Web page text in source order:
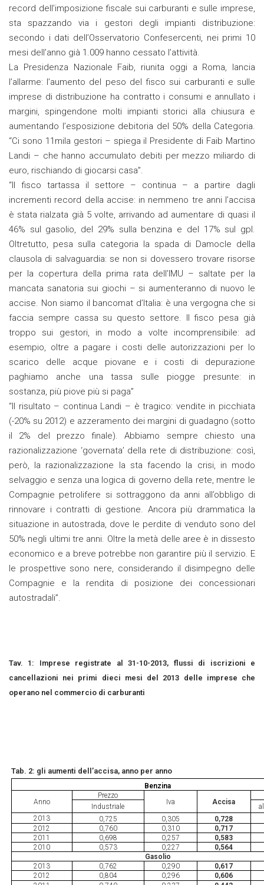
record dell’imposizione fiscale sui carburanti e sulle imprese,
sta spazzando via i gestori degli impianti distribuzione:
secondo i dati dell’Osservatorio Confesercenti, nei primi 10
mesi dell’anno già 1.009 hanno cessato l’attività.
La Presidenza Nazionale Faib, riunita oggi a Roma, lancia
l’allarme: l’aumento del peso del fisco sui carburanti e sulle
imprese di distribuzione ha contratto i consumi e annullato i
margini, spingendone molti impianti storici alla chiusura e
aumentando l’esposizione debitoria del 50% della Categoria.
“Ci sono 11mila gestori – spiega il Presidente di Faib Martino
Landi – che hanno accumulato debiti per mezzo miliardo di
euro, rischiando di giocarsi casa”.
“Il fisco tartassa il settore – continua – a partire dagli
incrementi record della accise: in nemmeno tre anni l’accisa
è stata rialzata già 5 volte, arrivando ad aumentare di quasi il
46% sul gasolio, del 29% sulla benzina e del 17% sul gpl.
Oltretutto, pesa sulla categoria la spada di Damocle della
clausola di salvaguardia: se non si dovessero trovare risorse
per la copertura della prima rata dell’IMU – saltate per la
mancata sanatoria sui giochi – si aumenteranno di nuovo le
accise. Non siamo il bancomat d’Italia: è una vergogna che si
faccia sempre cassa su questo settore. Il fisco pesa già
troppo sui gestori, in modo a volte incomprensibile: ad
esempio, oltre a pagare i costi delle autorizzazioni per lo
scarico delle acque piovane e i costi di depurazione
paghiamo anche una tassa sulle piogge presunte: in
sostanza, più piove più si paga”
“Il risultato – continua Landi – è tragico: vendite in picchiata
(-20% su 2012) e azzeramento dei margini di guadagno (sotto
il 2% del prezzo finale). Abbiamo sempre chiesto una
razionalizzazione ‘governata’ della rete di distribuzione: così,
però, la razionalizzazione la sta facendo la crisi, in modo
selvaggio e senza una logica di governo della rete, mentre le
Compagnie petrolifere si sottraggono da anni all’obbligo di
rinnovare i contratti di gestione. Ancora più drammatica la
situazione in autostrada, dove le perdite di venduto sono del
50% negli ultimi tre anni. Oltre la metà delle aree è in dissesto
economico e a breve potrebbe non garantire più il servizio. E
le prospettive sono nere, considerando il disimpegno delle
Compagnie e la rendita di posizione dei concessionari
autostradali”.
Tav. 1: Imprese registrate al 31-10-2013, flussi di iscrizioni e
cancellazioni nei primi dieci mesi del 2013 delle imprese che
operano nel commercio di carburanti
Tab. 2: gli aumenti dell’accisa, anno per anno
Benzina
Anno
Prezzo
Iva Accisa
Industriale
2013
0,725 0,305
0,728
2012
0,760 0,310
0,717
2011
0,698 0,257
0,583
2010
0,573 0,227
0,564
Gasolio
2013
0,762 0,290
0,617
2012
0,804 0,296
0,606